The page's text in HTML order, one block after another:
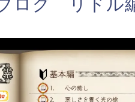
ログ リドル